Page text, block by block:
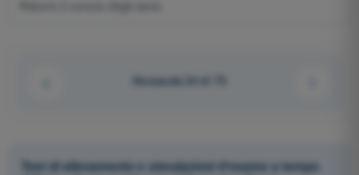
Domanda 24 di 75
Test di allenamento e simulazioni d'esame a tempo